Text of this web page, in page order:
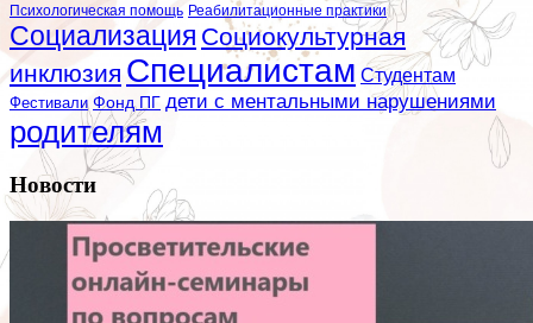
Психологическая помощь Реабилитационные практики
Социализация Социокультурная
инклюзия Специалистам Студентам
Фестивали Фонд ПГ дети с ментальными нарушениями
родителям
Новости